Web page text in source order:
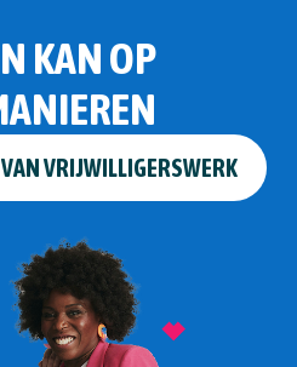
KAN OP
VRIJWILLIGERSWERK